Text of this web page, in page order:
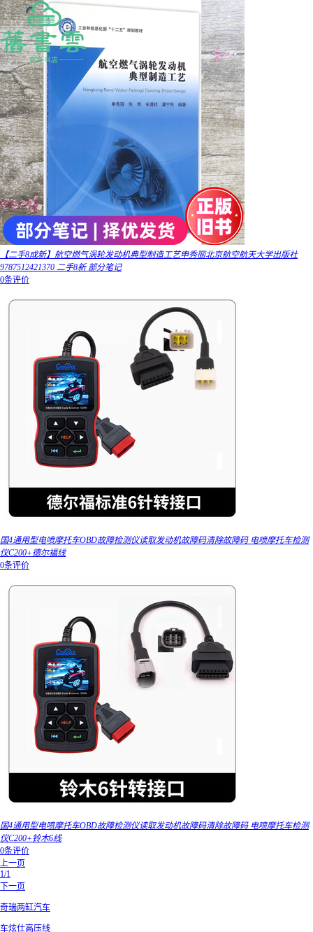
【二手8成新】航空燃气涡轮发动机典型制造工艺申秀丽北京航空航天大学出版社
9787512421370 二手8新 部分笔记
0条评价
国4通用型电喷摩托车OBD故障检测仪读取发动机故障码清除故障码 电喷摩托车检测
仪C200+德尔福线
0条评价
国4通用型电喷摩托车OBD故障检测仪读取发动机故障码清除故障码 电喷摩托车检测
仪C200+铃木6线
0条评价
上一页
1/1
下一页
奇瑞两缸汽车
车炫仕高压线